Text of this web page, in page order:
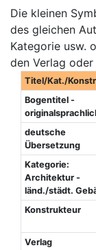
Die kleinen
des gleichen
Kategorie usw.
den Verlag oder
Titel/Kat./
Bogentitel -
deutsche
Übersetzung
Kategorie:
Architektur -
länd./städt.
Konstrukteur
Verlag